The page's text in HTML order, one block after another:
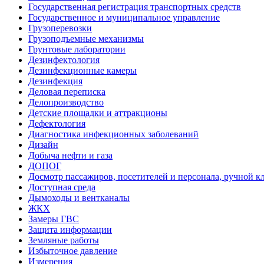
Государственная регистрация транспортных средств
Государственное и муниципальное управление
Грузоперевозки
Грузоподъемные механизмы
Грунтовые лаборатории
Дезинфектология
Дезинфекционные камеры
Дезинфекция
Деловая переписка
Делопроизводство
Детские площадки и аттракционы
Дефектология
Диагностика инфекционных заболеваний
Дизайн
Добыча нефти и газа
ДОПОГ
Досмотр пассажиров, посетителей и персонала, ручной
Доступная среда
Дымоходы и вентканалы
ЖКХ
Замеры ГВС
Защита информации
Земляные работы
Избыточное давление
Измерения